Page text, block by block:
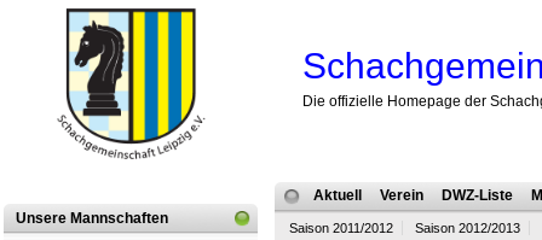
Die offizielle Homepage der
Unsere Mannschaften
Aktuell Verein DWZ-Liste
Saison 2011/2012
Saison 2012/2013